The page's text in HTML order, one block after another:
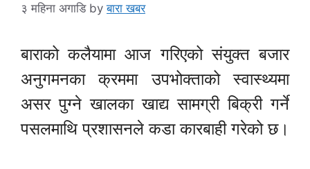
३ महिना अगाडि byबारा खबर
बाराको कलैयामा आज गरिएको संयुक्त बजार
अनुगमनका क्रममा उपभोक्ताको स्वास्थ्यमा
असर पुग्ने खालका खाद्य सामग्री बिक्री गर्ने
पसलमाथि प्रशासनले कडा कारबाही गरेको छ।